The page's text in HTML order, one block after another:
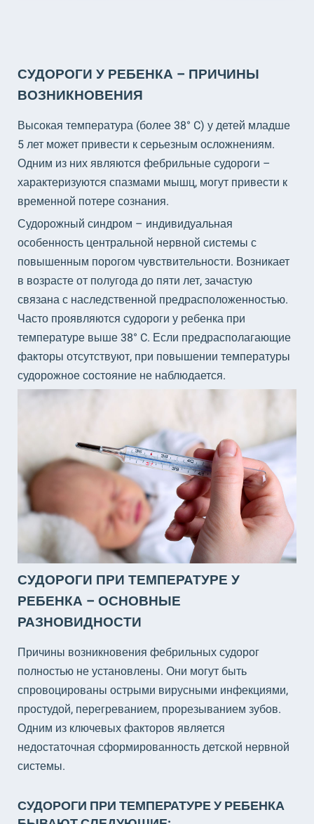
СУДОРОГИ У РЕБЕНКА – ПРИЧИНЫ
ВОЗНИКНОВЕНИЯ
Высокая температура (более 38° C) у детей младше
5 лет может привести к серьезным осложнениям.
Одним из них являются фебрильные судороги –
характеризуются спазмами мышц, могут привести к
временной потере сознания.
Судорожный синдром – индивидуальная
особенность центральной нервной системы с
повышенным порогом чувствительности. Возникает
в возрасте от полугода до пяти лет, зачастую
связана с наследственной предрасположенностью.
Часто проявляются судороги у ребенка при
температуре выше 38° C. Если предрасполагающие
факторы отсутствуют, при повышении температуры
судорожное состояние не наблюдается.
СУДОРОГИ ПРИ ТЕМПЕРАТУРЕ У
РЕБЕНКА – ОСНОВНЫЕ
РАЗНОВИДНОСТИ
Причины возникновения фебрильных судорог
полностью не установлены. Они могут быть
спровоцированы острыми вирусными инфекциями,
простудой, перегреванием, прорезыванием зубов.
Одним из ключевых факторов является
недостаточная сформированность детской нервной
системы.
СУДОРОГИ ПРИ ТЕМПЕРАТУРЕ У РЕБЕНКА